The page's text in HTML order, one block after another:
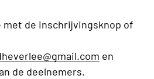
met de inschrijvingsknop of
en
de deelnemers.